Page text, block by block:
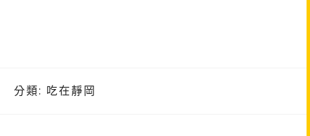
分類: 吃在靜岡